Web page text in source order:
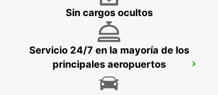
MAISONS ALFORT - FRANCE
NANTERRE RUEIL-MALMAISON
Sin cargos ocultos
Servicio 24/7 en la mayoría de los
principales aeropuertos